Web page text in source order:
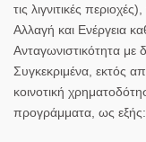
τις λιγνιτικές
Αλλαγή και Ενέργεια
Ανταγωνιστικότητα με
Συγκεκριμένα, εκτός
κοινοτική
προγράμματα, ως εξής: